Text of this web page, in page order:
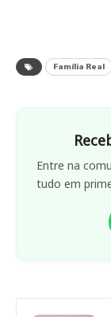
Família Real
Entre na
tudo em